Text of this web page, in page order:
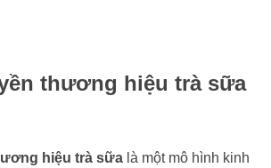
thương hiệu trà sữa
hiệu trà sữa là một mô hình kinh